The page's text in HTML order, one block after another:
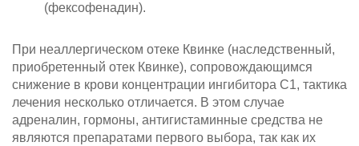
(фексофенадин).
При неаллергическом отеке Квинке (наследственный,
приобретенный отек Квинке), сопровождающимся
снижение в крови концентрации ингибитора С1, тактика
лечения несколько отличается. В этом случае
адреналин, гормоны, антигистаминные средства не
являются препаратами первого выбора, так как их